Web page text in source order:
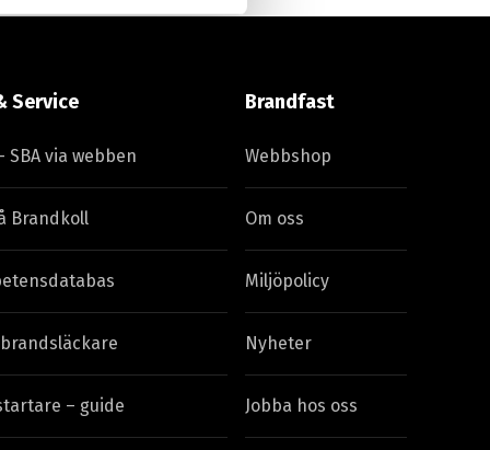
Service
SBA via webben
Brandkoll
– guide
Brandfast
Webbshop
Om oss
Miljöpolicy
Nyheter
Jobba hos oss